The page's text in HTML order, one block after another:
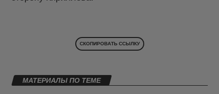
СКОПИРОВАТЬ ССЫЛКУ
МАТЕРИАЛЫ ПО ТЕМЕ